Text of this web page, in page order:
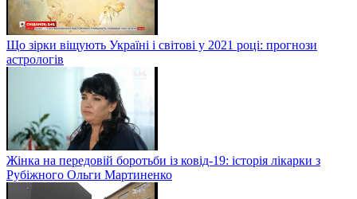
Що зірки віщують Україні і світові у 2021 році: прогнози
астрологів
Жінка на передовій боротьби із ковід-19: історія лікарки з
Рубіжного Ольги Мартиненко